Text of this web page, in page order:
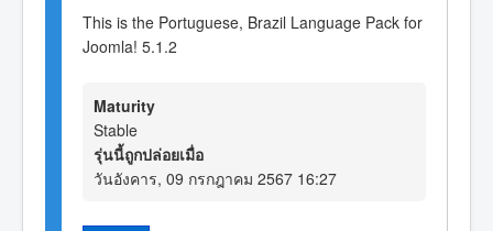
This is the Portuguese, Brazil Language Pack for
Joomla! 5.1.2
Maturity
Stable
รุ่นนี้ถูกปล่อยเมื่อ
วันอังคาร, 09 กรกฎาคม 2567 16:27